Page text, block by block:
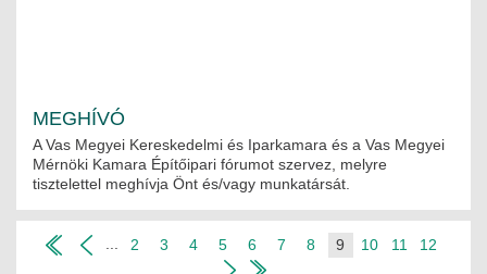
MEGHÍVÓ
A Vas Megyei Kereskedelmi és Iparkamara és a Vas Megyei
Mérnöki Kamara Építőipari fórumot szervez, melyre
tisztelettel meghívja Önt és/vagy munkatársát.
2 3 4 5 6 7 8 9 10 11 12